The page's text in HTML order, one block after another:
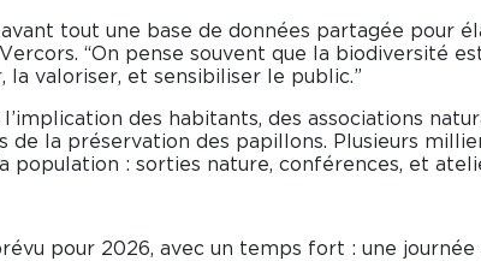
tout une base de données partagée pour
“On pense souvent que la biodiversité
valoriser, et sensibiliser le public.”
l’implication des habitants, des associations
de la préservation des papillons. Plusieurs
population : sorties nature, conférences, et
pour 2026, avec un temps fort : une